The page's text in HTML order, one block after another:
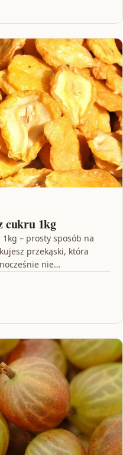
cukru 1kg
– prosty sposób na
przekąski, która
nie…